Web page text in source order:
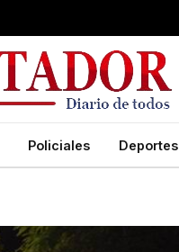
Policiales Deportes